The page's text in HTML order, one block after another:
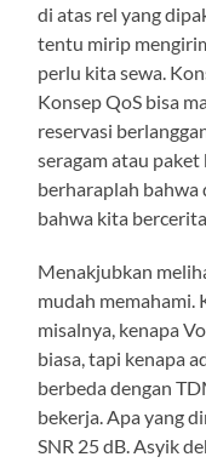
di atas rel yang
tentu mirip
perlu kita sewa.
Konsep QoS bisa
reservasi
seragam atau paket
berharaplah bahwa
bahwa kita
Menakjubkan
mudah memahami.
misalnya, kenapa
biasa, tapi kenapa
berbeda dengan
bekerja. Apa yang
SNR 25 dB. Asyik